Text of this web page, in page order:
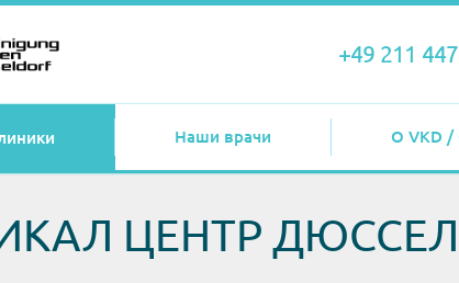
+49 211
Наши врачи О VKD
ЦЕНТР